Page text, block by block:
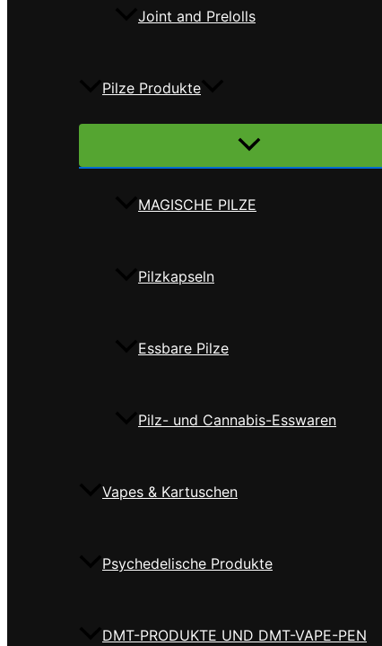
Joint and Prelolls
Pilze Produkte
Menü
MAGISCHE PILZE
Pilzkapseln
Essbare Pilze
Pilz- und Cannabis-Esswaren
Vapes & Kartuschen
Psychedelische Produkte
DMT-PRODUKTE UND DMT-VAPE-PEN